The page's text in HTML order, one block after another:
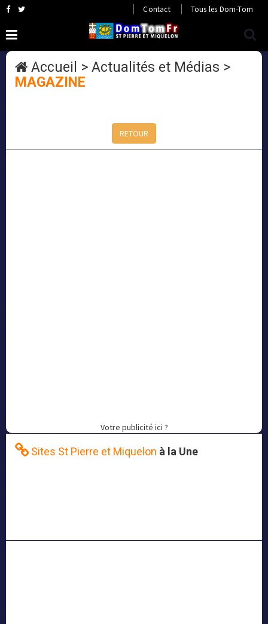
Contact Tous les Dom-Tom
Accueil > Actualités et Médias >
MAGAZINE
RETOUR
Votre publicité ici ?
Sites St Pierre et Miquelon à la Une